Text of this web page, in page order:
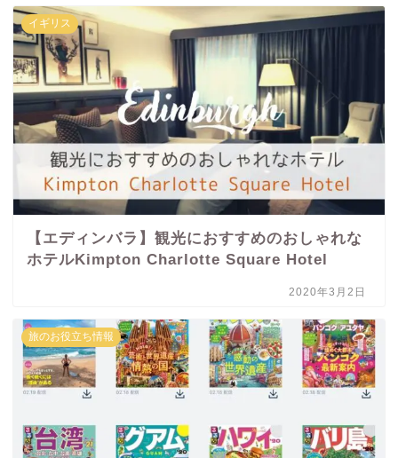
イギリス
【エディンバラ】観光におすすめのおしゃれな
ホテルKimpton Charlotte Square Hotel
2020年3月2日
旅のお役立ち情報